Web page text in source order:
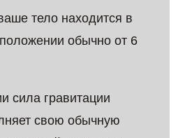
тело находится в
обычно от 6
сила гравитации
свою обычную